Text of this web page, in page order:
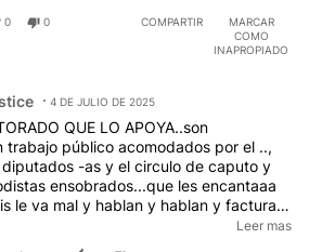
0 0 COMPARTIR
MARCAR
COMO
INAPROPIADO
justice.
4 DE JULIO DE 2025
QUE LO APOYA..son
trabajo público acomodados por el ..,
-as y el circulo de caputo y
ensobrados...que les encantaaa
le va mal y hablan y hablan y facturan
ahora es rico y vos sos pobre y le
Leer mas